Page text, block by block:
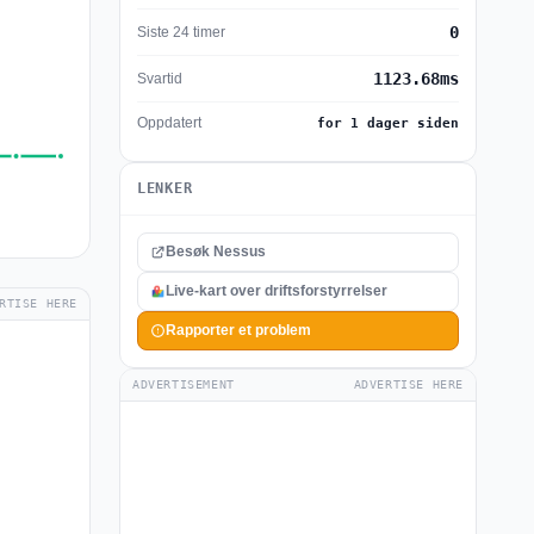
HERE
Siste 24 timer 0
Svartid 1123.68ms
Oppdatert for 1 dager siden
LENKER
Besøk Nessus
Live-kart over driftsforstyrrelser
Rapporter et problem
ADVERTISEMENT ADVERTISE HERE